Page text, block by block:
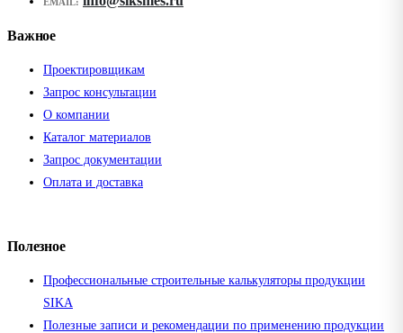
Важное
Проектировщикам
Запрос консультации
О компании
Каталог материалов
Запрос документации
Оплата и доставка
Полезное
Профессиональные строительные калькуляторы продукции
SIKA
Полезные записи и рекомендации по применению продукции